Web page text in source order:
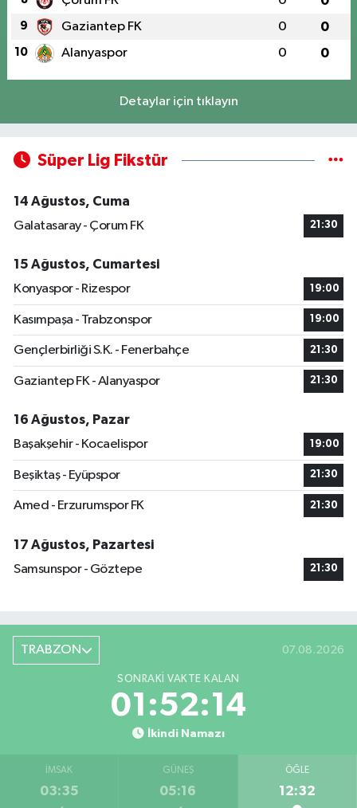
9 Gaziantep FK 0 0
10 Alanyaspor 0 0
Detaylar için tıklayın
Süper Lig Fikstür
14 Ağustos, Cuma
Galatasaray - Çorum FK
21:30
15 Ağustos, Cumartesi
Konyaspor - Rizespor
19:00
Kasımpaşa - Trabzonspor 19:00
Gençlerbirliği S.K. - Fenerbahçe 21:30
Gaziantep FK - Alanyaspor 21:30
16 Ağustos, Pazar
Başakşehir - Kocaelispor
19:00
Beşiktaş - Eyüpspor 21:30
Amed - Erzurumspor FK 21:30
17 Ağustos, Pazartesi
Samsunspor - Göztepe
21:30
TRABZON 07.08.2026
SONRAKI VAKTE KALAN
01:52:14
İkindi Namazı
İMSAK
03:35
GÜNEŞ
05:16
ÖĞLE
12:32